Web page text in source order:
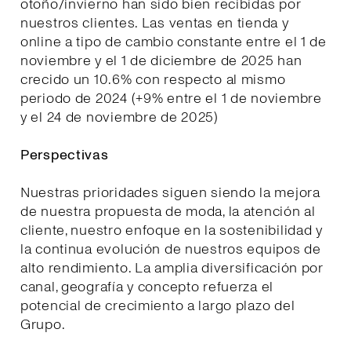
otoño/invierno han sido bien recibidas por
nuestros clientes. Las ventas en tienda y
online a tipo de cambio constante entre el 1 de
noviembre y el 1 de diciembre de 2025 han
crecido un 10.6% con respecto al mismo
periodo de 2024 (+9% entre el 1 de noviembre
y el 24 de noviembre de 2025)
Perspectivas
Nuestras prioridades siguen siendo la mejora
de nuestra propuesta de moda, la atención al
cliente, nuestro enfoque en la sostenibilidad y
la continua evolución de nuestros equipos de
alto rendimiento. La amplia diversificación por
canal, geografía y concepto refuerza el
potencial de crecimiento a largo plazo del
Grupo.